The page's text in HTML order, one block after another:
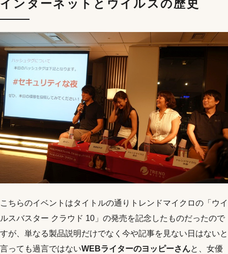
インターネットとウイルスの歴史
こちらのイベントはタイトルの通りトレンドマイクロの「ウイ
ルスバスター クラウド 10」の発売を記念したものだったので
すが、単なる製品説明だけでなく今や記事を見ない日はないと
言っても過言ではないWEBライターのヨッピーさんと、女優